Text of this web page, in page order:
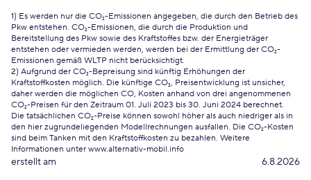
1) Es werden nur die CO₂-Emissionen angegeben, die durch den Betrieb des
Pkw entstehen. CO₂-Emissionen, die durch die Produktion und
Bereitstellung des Pkw sowie des Kraftstoffes bzw. der Energieträger
entstehen oder vermieden werden, werden bei der Ermittlung der CO₂-
Emissionen gemäß WLTP nicht berücksichtigt.
2) Aufgrund der CO₂-Bepreisung sind künftig Erhöhungen der
Kraftstoffkosten möglich. Die künftige CO₂, Preisentwicklung ist unsicher,
daher werden die möglichen CO, Kosten anhand von drei angenommenen
CO₂-Preisen für den Zeitraum 01. Juli 2023 bis 30. Juni 2024 berechnet.
Die tatsächlichen CO₂-Preise können sowohl höher als auch niedriger als in
den hier zugrundeliegenden Modellrechnungen ausfallen. Die CO₂-Kosten
sind beim Tanken mit den Kraftstoffkosten zu bezahlen. Weitere
Informationen unter www.alternativ-mobil.info
erstellt am 6.8.2026